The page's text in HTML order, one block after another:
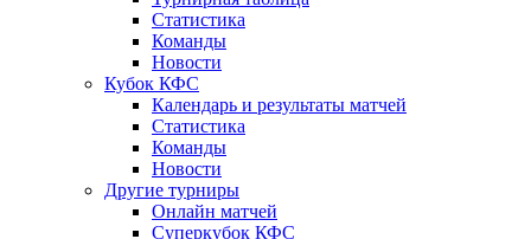
Статистика
Команды
Новости
Кубок КФС
Календарь и результаты матчей
Статистика
Команды
Новости
Другие турниры
Онлайн матчей
Суперкубок КФС